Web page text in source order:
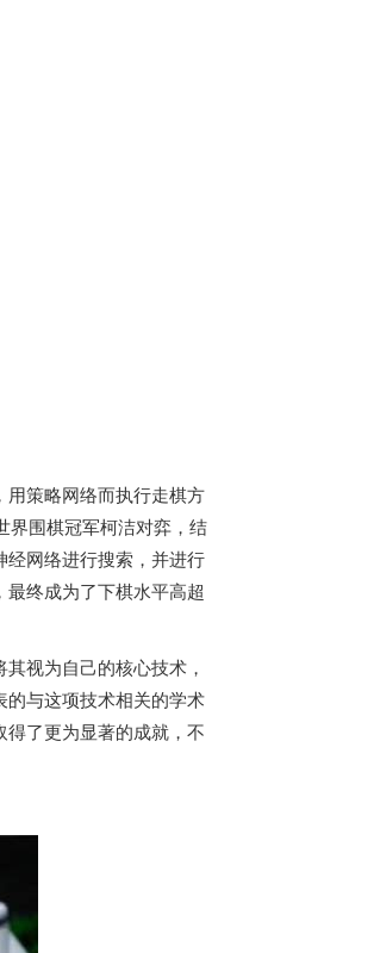
策略网络而执行走棋方
界围棋冠军柯洁对弈，结
网络进行搜索，并进行
终成为了下棋水平高超
视为自己的核心技术，
与这项技术相关的学术
了更为显著的成就，不